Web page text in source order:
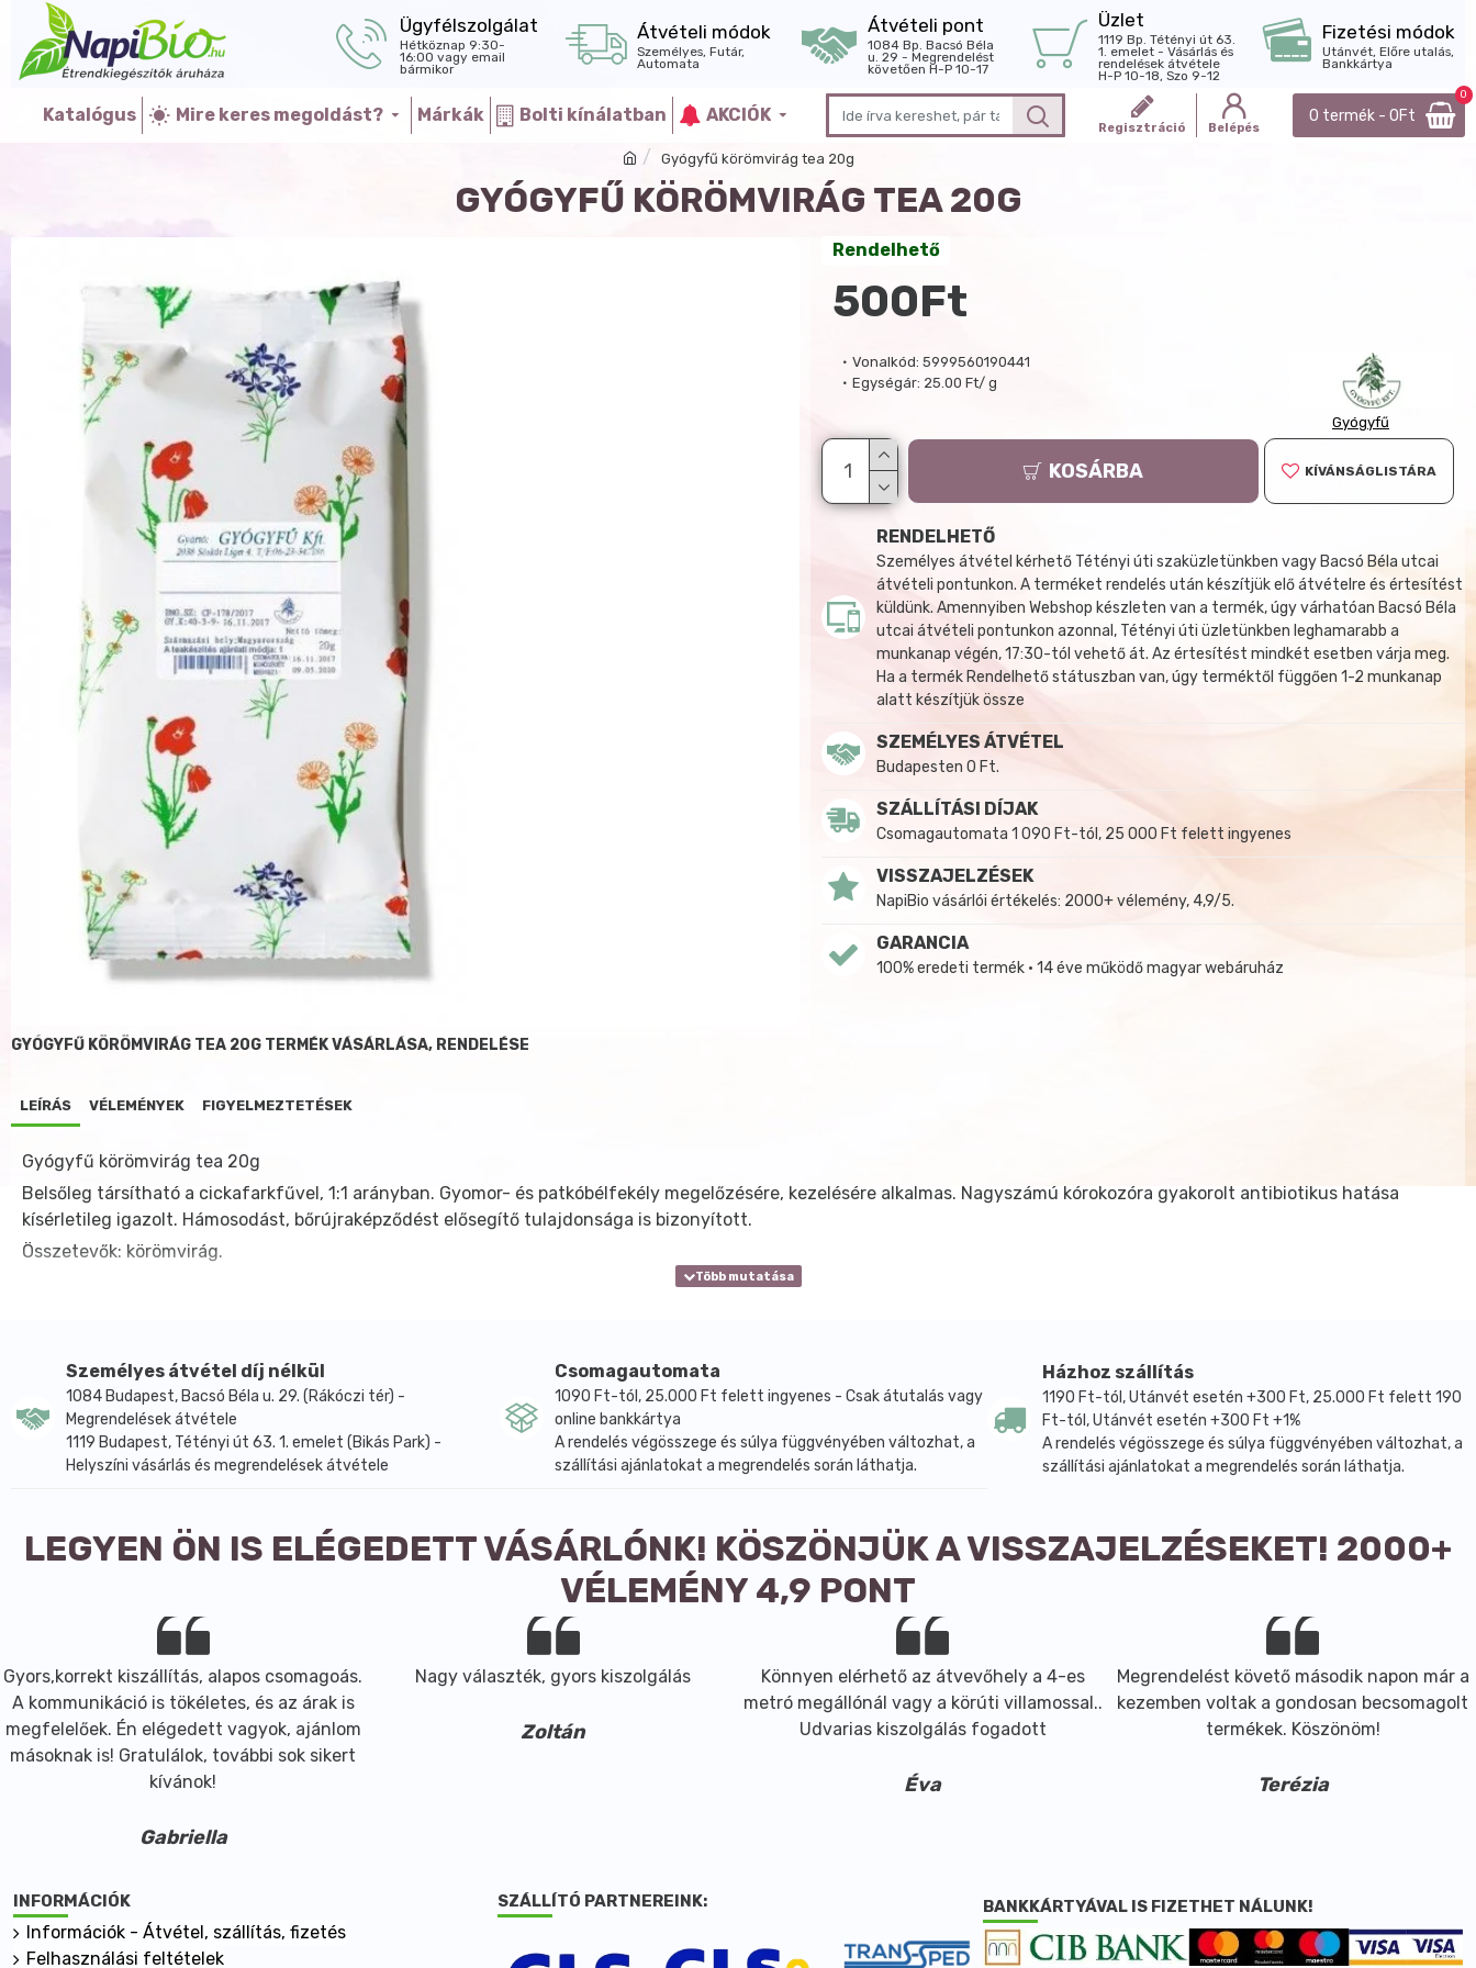
Ügyfélszolgálat
Hétköznap 9:30-
16:00 vagy email
bármikor
Átvételi módok
Személyes, Futár,
Automata
Átvételi pont
1084 Bp. Bacsó Béla
u. 29 - Megrendelést
követően H-P 10-17
Üzlet
1119 Bp. Tétényi út 63.
1. emelet - Vásárlás és
rendelések átvétele
H-P 10-18, Szo 9-12
Fizetési módok
Utánvét, Előre utalás,
Bankkártya
Katalógus Mire keres megoldást? Márkák Bolti kínálatban AKCIÓK
Regisztráció Belépés
0 termék - 0Ft
0
Gyógyfű körömvirág tea 20g
GYÓGYFŰ KÖRÖMVIRÁG TEA 20G
Vonalkód: 5999560190441
Egységár: 25.00 Ft/ g
Gyógyfű
Rendelhető
500Ft
KOSÁRBA KÍVÁNSÁGLISTÁRA
RENDELHETŐ
Személyes átvétel kérhető Tétényi úti szaküzletünkben vagy Bacsó Béla utcai
átvételi pontunkon. A terméket rendelés után készítjük elő átvételre és értesítést
küldünk. Amennyiben Webshop készleten van a termék, úgy várhatóan Bacsó Béla
utcai átvételi pontunkon azonnal, Tétényi úti üzletünkben leghamarabb a
munkanap végén, 17:30-tól vehető át. Az értesítést mindkét esetben várja meg.
Ha a termék Rendelhető státuszban van, úgy terméktől függően 1-2 munkanap
alatt készítjük össze
SZEMÉLYES ÁTVÉTEL
Budapesten 0 Ft.
SZÁLLÍTÁSI DÍJAK
Csomagautomata 1 090 Ft-tól, 25 000 Ft felett ingyenes
VISSZAJELZÉSEK
NapiBio vásárlói értékelés: 2000+ vélemény, 4,9/5.
GARANCIA
100% eredeti termék • 14 éve működő magyar webáruház
GYÓGYFŰ KÖRÖMVIRÁG TEA 20G TERMÉK VÁSÁRLÁSA, RENDELÉSE
LEÍRÁS VÉLEMÉNYEK FIGYELMEZTETÉSEK
Gyógyfű körömvirág tea 20g
Belsőleg társítható a cickafarkfűvel, 1:1 arányban. Gyomor- és patkóbélfekély megelőzésére, kezelésére alkalmas. Nagyszámú kórokozóra gyakorolt antibiotikus hatása
kísérletileg igazolt. Hámosodást, bőrújraképződést elősegítő tulajdonsága is bizonyított.
Összetevők: körömvirág.
Személyes átvétel díj nélkül
1084 Budapest, Bacsó Béla u. 29. (Rákóczi tér) -
Megrendelések átvétele
1119 Budapest, Tétényi út 63. 1. emelet (Bikás Park) -
Helyszíni vásárlás és megrendelések átvétele
Csomagautomata
1090 Ft-tól, 25.000 Ft felett ingyenes - Csak átutalás vagy
online bankkártya
A rendelés végösszege és súlya függvényében változhat, a
szállítási ajánlatokat a megrendelés során láthatja.
Házhoz szállítás
1190 Ft-tól, Utánvét esetén +300 Ft, 25.000 Ft felett 190
Ft-tól, Utánvét esetén +300 Ft +1%
A rendelés végösszege és súlya függvényében változhat, a
szállítási ajánlatokat a megrendelés során láthatja.
LEGYEN ÖN IS ELÉGEDETT VÁSÁRLÓNK! KÖSZÖNJÜK A VISSZAJELZÉSEKET! 2000+
VÉLEMÉNY 4,9 PONT
Gyors,korrekt kiszállítás, alapos csomagoás.
A kommunikáció is tökéletes, és az árak is
megfelelőek. Én elégedett vagyok, ajánlom
másoknak is! Gratulálok, további sok sikert
kívánok!
Gabriella
Nagy választék, gyors kiszolgálás
Zoltán
Könnyen elérhető az átvevőhely a 4-es
metró megállónál vagy a körúti villamossal..
Udvarias kiszolgálás fogadott
Éva
Megrendelést követő második napon már a
kezemben voltak a gondosan becsomagolt
termékek. Köszönöm!
Terézia
INFORMÁCIÓK
Információk - Átvétel, szállítás, fizetés
Felhasználási feltételek
SZÁLLÍTÓ PARTNEREINK: BANKKÁRTYÁVAL IS FIZETHET NÁLUNK!